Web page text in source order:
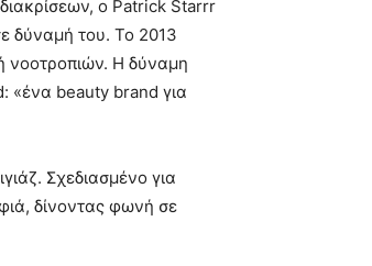
ο Patrick Starrr
δύναμή του. Το 2013
νοοτροπιών. Η δύναμη
«ένα beauty brand για
Σχεδιασμένο για
δίνοντας φωνή σε